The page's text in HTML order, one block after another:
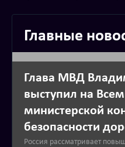
Главные
Глава МВД
выступил на
министерской
безопасности
Россия рассматривает